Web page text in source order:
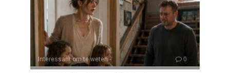
Interessant om te weten 0